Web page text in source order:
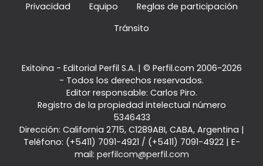
Privacidad
Equipo
Reglas de participación
Tránsito
Exitoina - Editorial Perfil S.A. | © Perfil.com 2006-2026
- Todos los derechos reservados.
Editor responsable: Carlos Piro.
Registro de la propiedad intelectual número
5346433
Dirección: California 2715, C1289ABI, CABA, Argentina |
Teléfono: (+5411) 7091-4921 / (+5411) 7091-4922| E-
mail: perfilcom@perfil.com